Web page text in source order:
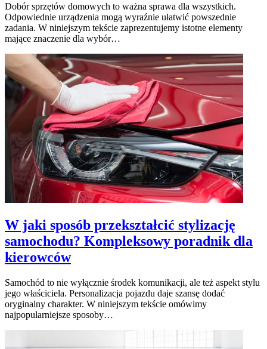
Dobór sprzętów domowych to ważna sprawa dla wszystkich.
Odpowiednie urządzenia mogą wyraźnie ułatwić powszednie
zadania. W niniejszym tekście zaprezentujemy istotne elementy
mające znaczenie dla wybór…
W jaki sposób przekształcić stylizację
samochodu? Kompleksowy poradnik dla
kierowców
Samochód to nie wyłącznie środek komunikacji, ale też aspekt stylu
jego właściciela. Personalizacja pojazdu daje szansę dodać
oryginalny charakter. W niniejszym tekście omówimy
najpopularniejsze sposoby…